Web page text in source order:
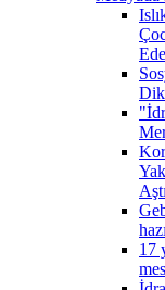
Aştı
17